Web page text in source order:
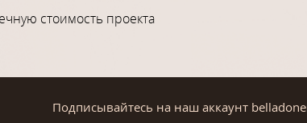
стоимость проекта
Подписывайтесь на наш аккаунт